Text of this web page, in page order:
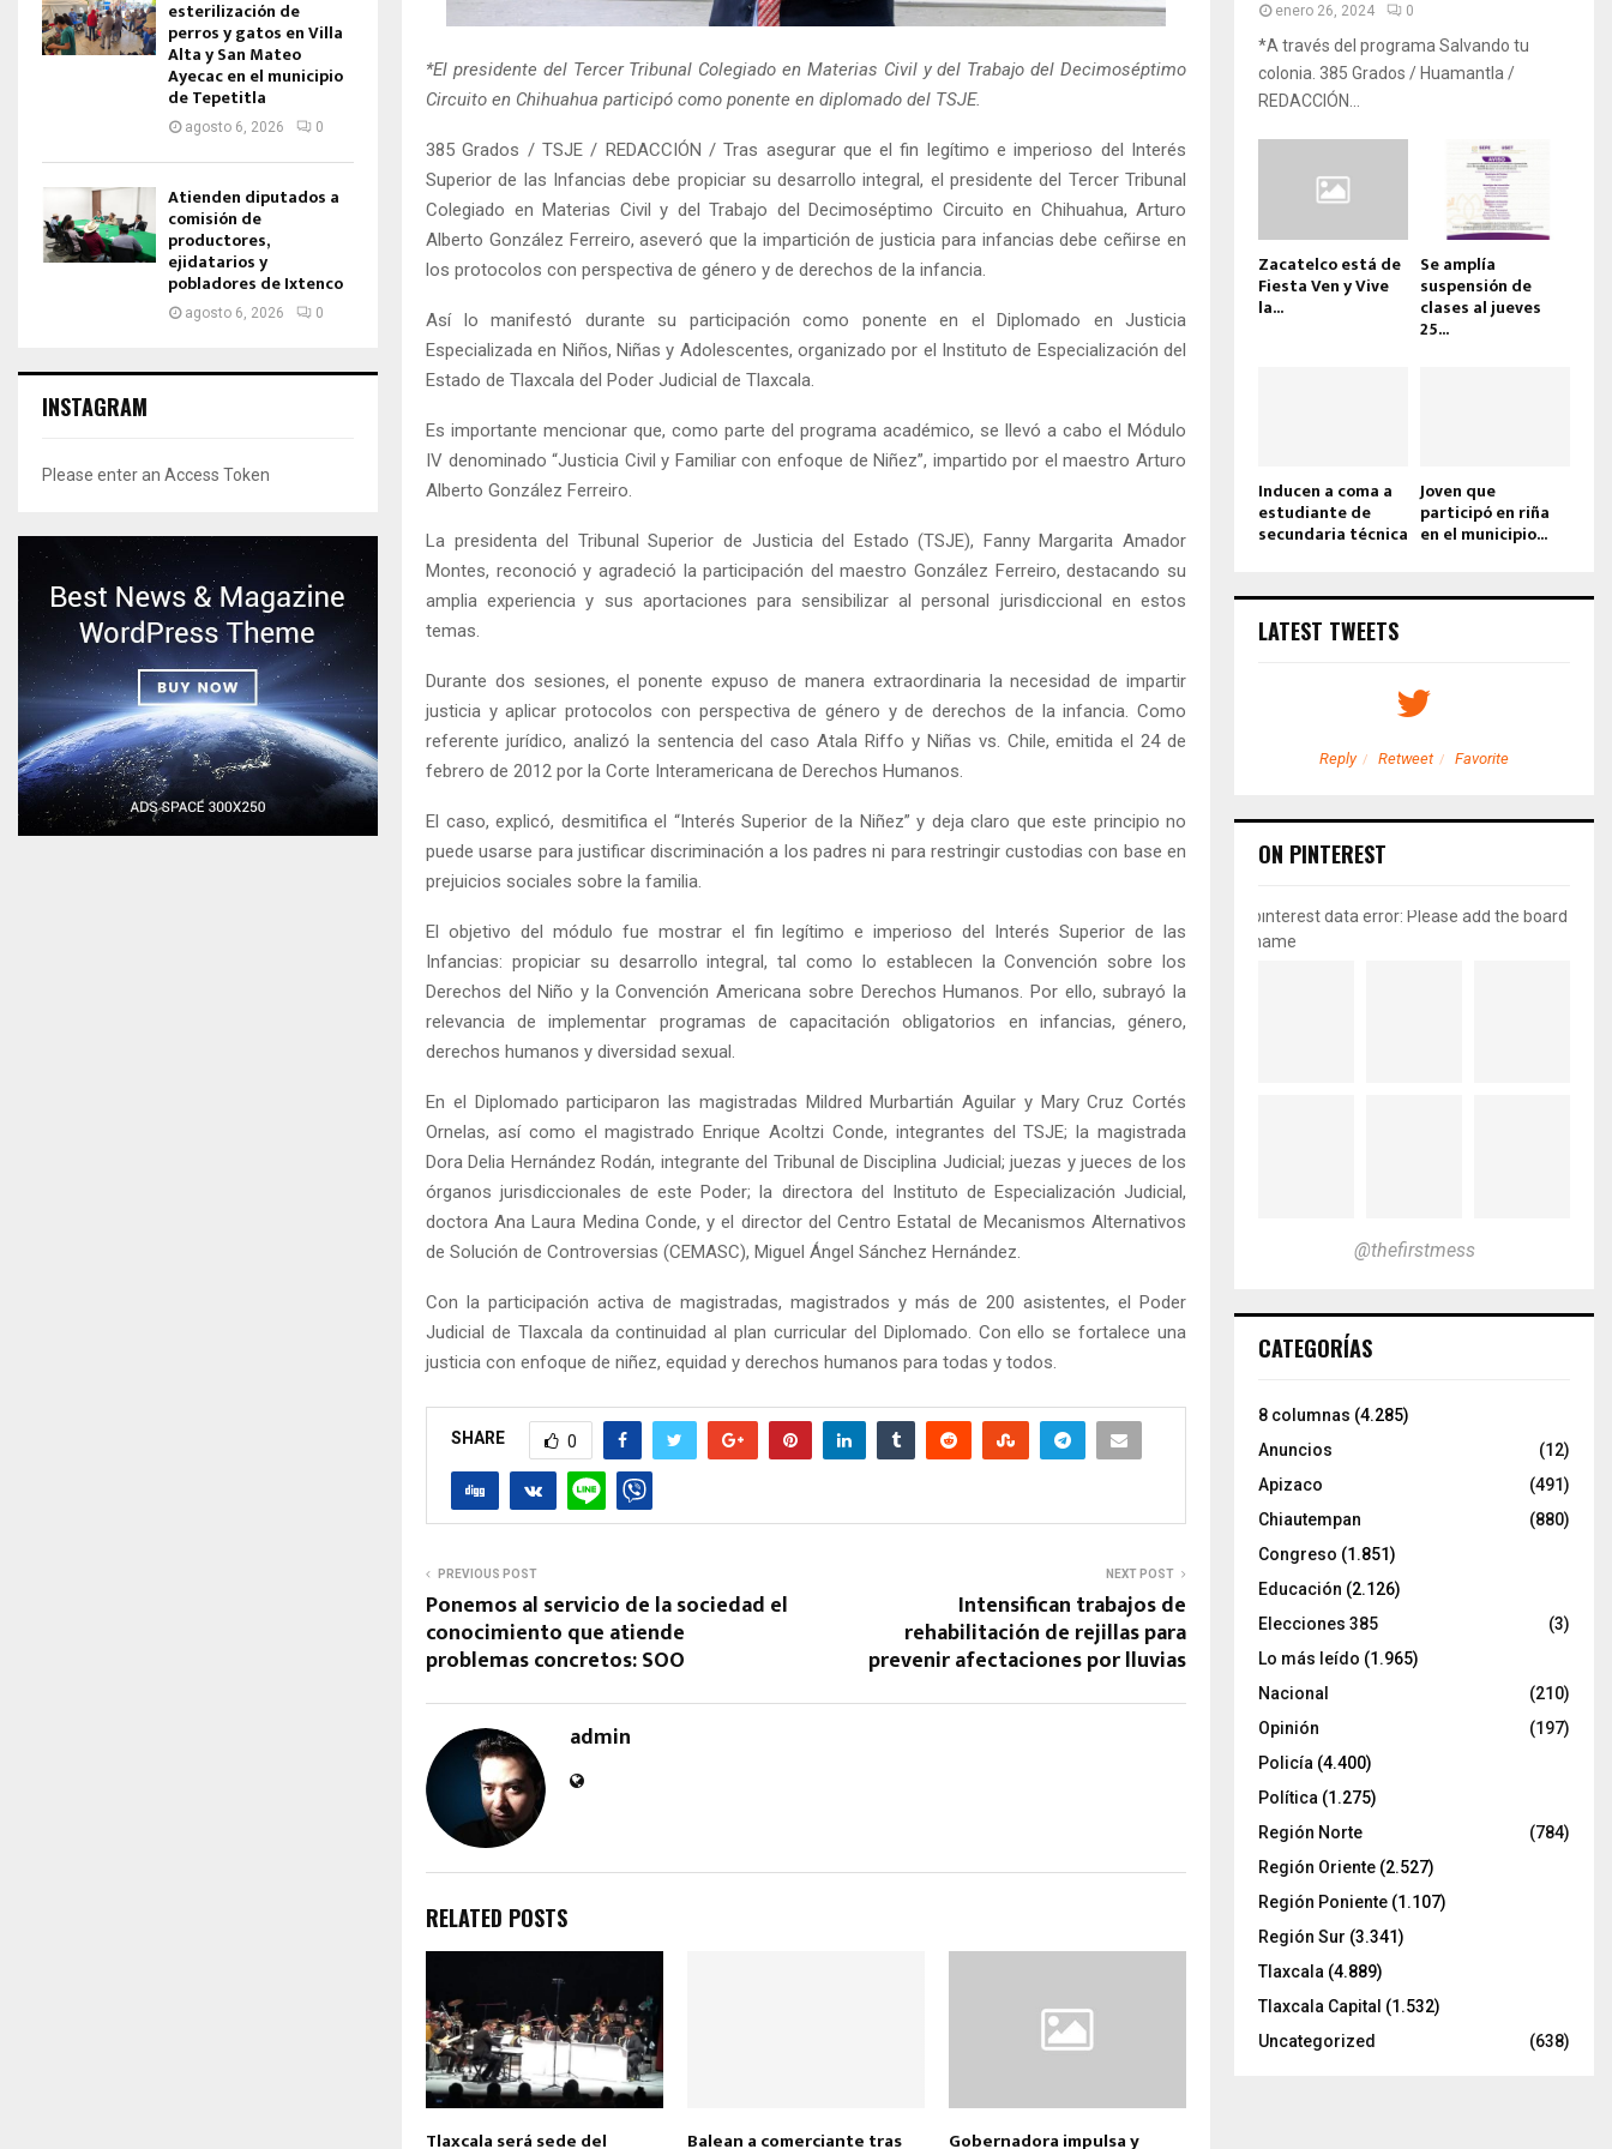
*El presidente del Tercer Tribunal Colegiado en Materias Civil y del Trabajo del Decimoséptimo
Circuito en Chihuahua participó como ponente en diplomado del TSJE.
385 Grados / TSJE / REDACCIÓN / Tras asegurar que el fin legítimo e imperioso del Interés
Superior de las Infancias debe propiciar su desarrollo integral, el presidente del Tercer Tribunal
Colegiado en Materias Civil y del Trabajo del Decimoséptimo Circuito en Chihuahua, Arturo
Alberto González Ferreiro, aseveró que la impartición de justicia para infancias debe ceñirse en
los protocolos con perspectiva de género y de derechos de la infancia.
Así lo manifestó durante su participación como ponente en el Diplomado en Justicia
Especializada en Niños, Niñas y Adolescentes, organizado por el Instituto de Especialización del
Estado de Tlaxcala del Poder Judicial de Tlaxcala.
Es importante mencionar que, como parte del programa académico, se llevó a cabo el Módulo
IV denominado “Justicia Civil y Familiar con enfoque de Niñez”, impartido por el maestro Arturo
Alberto González Ferreiro.
La presidenta del Tribunal Superior de Justicia del Estado (TSJE), Fanny Margarita Amador
Montes, reconoció y agradeció la participación del maestro González Ferreiro, destacando su
amplia experiencia y sus aportaciones para sensibilizar al personal jurisdiccional en estos
temas.
Durante dos sesiones, el ponente expuso de manera extraordinaria la necesidad de impartir
justicia y aplicar protocolos con perspectiva de género y de derechos de la infancia. Como
referente jurídico, analizó la sentencia del caso Atala Riffo y Niñas vs. Chile, emitida el 24 de
febrero de 2012 por la Corte Interamericana de Derechos Humanos.
El caso, explicó, desmitifica el “Interés Superior de la Niñez” y deja claro que este principio no
puede usarse para justificar discriminación a los padres ni para restringir custodias con base en
prejuicios sociales sobre la familia.
El objetivo del módulo fue mostrar el fin legítimo e imperioso del Interés Superior de las
Infancias: propiciar su desarrollo integral, tal como lo establecen la Convención sobre los
Derechos del Niño y la Convención Americana sobre Derechos Humanos. Por ello, subrayó la
relevancia de implementar programas de capacitación obligatorios en infancias, género,
derechos humanos y diversidad sexual.
En el Diplomado participaron las magistradas Mildred Murbartián Aguilar y Mary Cruz Cortés
Ornelas, así como el magistrado Enrique Acoltzi Conde, integrantes del TSJE; la magistrada
Dora Delia Hernández Rodán, integrante del Tribunal de Disciplina Judicial; juezas y jueces de los
órganos jurisdiccionales de este Poder; la directora del Instituto de Especialización Judicial,
doctora Ana Laura Medina Conde, y el director del Centro Estatal de Mecanismos Alternativos
de Solución de Controversias (CEMASC), Miguel Ángel Sánchez Hernández.
Con la participación activa de magistradas, magistrados y más de 200 asistentes, el Poder
Judicial de Tlaxcala da continuidad al plan curricular del Diplomado. Con ello se fortalece una
justicia con enfoque de niñez, equidad y derechos humanos para todas y todos.
SHARE 0
PREVIOUS POST
Ponemos al servicio de la sociedad el
conocimiento que atiende
problemas concretos: SOO
NEXT POST
Intensifican trabajos de
rehabilitación de rejillas para
prevenir afectaciones por lluvias
admin
RELATED POSTS
Tlaxcala será sede del Balean a comerciante tras Gobernadora impulsa y
esterilización de
perros y gatos en Villa
Alta y San Mateo
Ayecac en el municipio
de Tepetitla
agosto 6, 2026 0
Atienden diputados a
comisión de
productores,
ejidatarios y
pobladores de Ixtenco
agosto 6, 2026 0
INSTAGRAM
Please enter an Access Token
enero 26, 2024 0
*A través del programa Salvando tu
colonia. 385 Grados / Huamantla /
REDACCIÓN...
Zacatelco está de
Fiesta Ven y Vive
la...
Se amplía
suspensión de
clases al jueves
25...
Inducen a coma a
estudiante de
secundaria técnica
Joven que
participó en riña
en el municipio...
LATEST TWEETS
Reply Retweet Favorite
ON PINTEREST
pinterest data error: Please add the board
name
@thefirstmess
CATEGORÍAS
8 columnas (4.285)
Anuncios
(12)
Apizaco
(491)
Chiautempan
(880)
Congreso (1.851)
Educación (2.126)
Elecciones 385
(3)
Lo más leído (1.965)
Nacional
(210)
Opinión
(197)
Policía (4.400)
Política (1.275)
Región Norte
(784)
Región Oriente (2.527)
Región Poniente (1.107)
Región Sur (3.341)
Tlaxcala (4.889)
Tlaxcala Capital (1.532)
Uncategorized
(638)